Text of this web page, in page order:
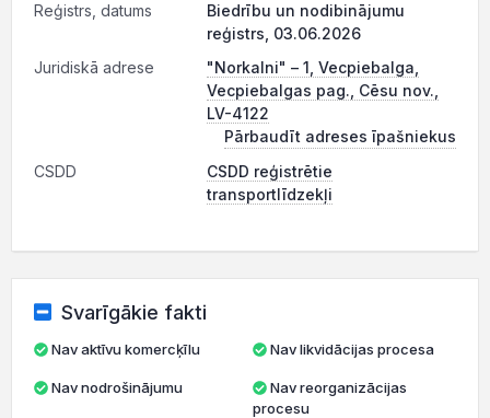
Reģistrs, datums
Biedrību un nodibinājumu
reģistrs, 03.06.2026
Juridiskā adrese
"Norkalni" – 1, Vecpiebalga,
Vecpiebalgas pag., Cēsu nov.,
LV-4122
Pārbaudīt adreses īpašniekus
CSDD
CSDD reģistrētie
transportlīdzekļi
Svarīgākie fakti
Nav aktīvu komercķīlu
Nav nodrošinājumu
Nav likvidācijas procesa
Nav reorganizācijas
procesu